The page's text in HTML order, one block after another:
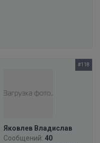
#118
Яковлев Владислав
Сообщений: 40